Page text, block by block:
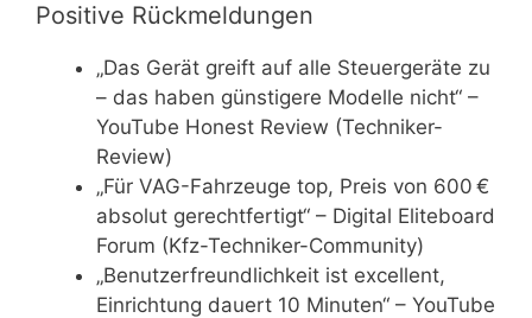
Positive Rückmeldungen
„Das Gerät greift auf alle Steuergeräte zu
– das haben günstigere Modelle nicht“ –
YouTube Honest Review (Techniker-
Review)
„Für VAG-Fahrzeuge top, Preis von 600 €
absolut gerechtfertigt“ – Digital Eliteboard
Forum (Kfz-Techniker-Community)
„Benutzerfreundlichkeit ist excellent,
Einrichtung dauert 10 Minuten“ – YouTube